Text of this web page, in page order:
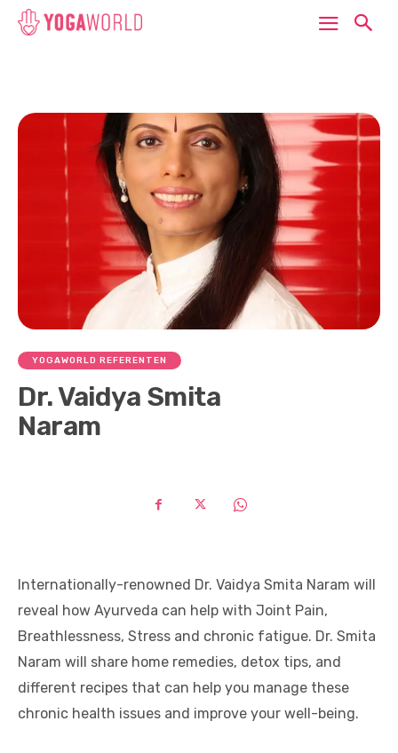
YOGAWORLD REFERENTEN
Dr. Vaidya Smita
Naram
Internationally-renowned Dr. Vaidya Smita Naram will
reveal how Ayurveda can help with Joint Pain,
Breathlessness, Stress and chronic fatigue. Dr. Smita
Naram will share home remedies, detox tips, and
different recipes that can help you manage these
chronic health issues and improve your well-being.